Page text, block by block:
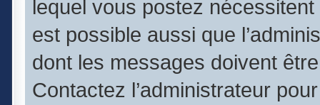
lequel vous postez nécessitent
est possible aussi que
dont les messages doivent
Contactez l’administrateur